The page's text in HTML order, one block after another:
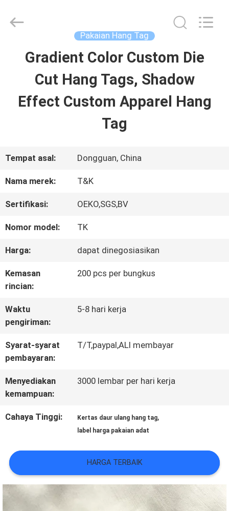
RUMAH
PRODUK
KITA
PABRIK
KONTROL
KUALITAS
HUBUNGI
KAMI
VR
SHOW
Garment
Accessories
Pakaian Hang Tag
Gradient Color Custom Die
Cut Hang Tags, Shadow
Effect Custom Apparel Hang
Tag
Tempat asal: Dongguan, China
Nama merek: T&K
Sertifikasi: OEKO,SGS,BV
Nomor model: TK
Harga: dapat dinegosiasikan
Kemasan
rincian:
200 pcs per bungkus
Waktu
pengiriman:
5-8 hari kerja
Syarat-syarat
pembayaran:
T/T,paypal,ALI membayar
Menyediakan
kemampuan:
3000 lembar per hari kerja
Cahaya Tinggi: Kertas daur ulang hang tag,
label harga pakaian adat
HARGA TERBAIK